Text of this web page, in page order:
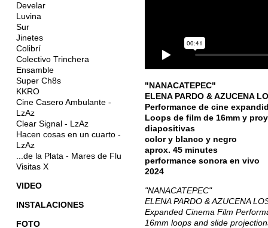
Develar
Luvina
Sur
Jinetes
Colibrí
Colectivo Trinchera
Ensamble
Super Ch8s
KKRO
Cine Casero Ambulante -
LzAz
Clear Signal - LzAz
Hacen cosas en un cuarto -
LzAz
...de la Plata - Mares de Flu
Visitas X
VIDEO
INSTALACIONES
FOTO
"NANACATEPEC"
ELENA PARDO & AZUCENA
Performance de cine
Loops de film de 16mm y
diapositivas
color y blanco y negro
aprox. 45 minutes
performance sonora en vivo
2024
"NANACATEPEC"
ELENA PARDO & AZUCENA
Expanded Cinema Film
16mm loops and slide